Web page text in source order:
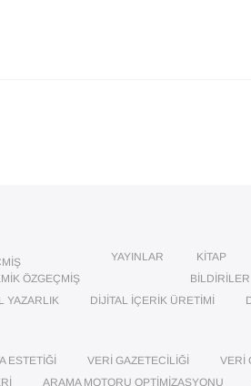
ÖZGEÇMIŞ
YAYINLAR KITAP
BILDIRILER
YAZARLIK DIJITAL İÇERIK ÜRETIMI
ESTETIĞI VERI GAZETECILIĞI VERI
ARAMA MOTORU OPTIMIZASYONU